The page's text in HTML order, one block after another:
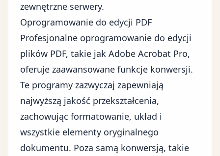
zewnętrzne serwery.
Oprogramowanie do edycji PDF
Profesjonalne oprogramowanie do edycji
plików PDF, takie jak Adobe Acrobat Pro,
oferuje zaawansowane funkcje konwersji.
Te programy zazwyczaj zapewniają
najwyższą jakość przekształcenia,
zachowując formatowanie, układ i
wszystkie elementy oryginalnego
dokumentu. Poza samą konwersją, takie